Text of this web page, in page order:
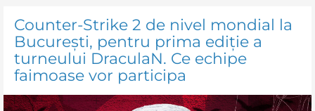
Counter-Strike 2 de nivel mondial la
București, pentru prima ediție a
turneului DraculaN. Ce echipe
faimoase vor participa